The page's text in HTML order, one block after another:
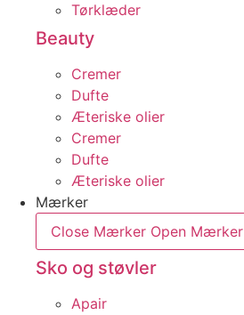
Tørklæder
Beauty
Cremer
Dufte
Æteriske olier
Cremer
Dufte
Æteriske olier
Mærker
Close Mærker Open Mærker
Sko og støvler
Apair